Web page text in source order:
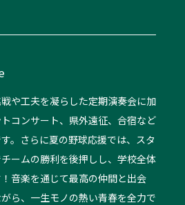
や工夫を凝らした定期演奏会に加
コンサート、県外遠征、合宿など
。さらに夏の野球応援では、スタ
ームの勝利を後押しし、学校全体
音楽を通じて最高の仲間と出会
ら、一生モノの熱い青春を全力で